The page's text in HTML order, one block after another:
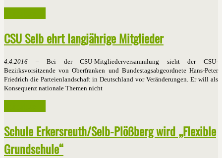
CSU Selb ehrt langjährige Mitglieder
4.4.2016 – Bei der CSU-Mitgliederversammlung sieht der CSU-
Bezirksvorsitzende von Oberfranken und Bundestagsabgeordnete Hans-Peter
Friedrich die Parteienlandschaft in Deutschland vor Veränderungen. Er will als
Konsequenz nationale Themen nicht
Schule Erkersreuth/Selb-Plößberg wird „Flexible
Grundschule“